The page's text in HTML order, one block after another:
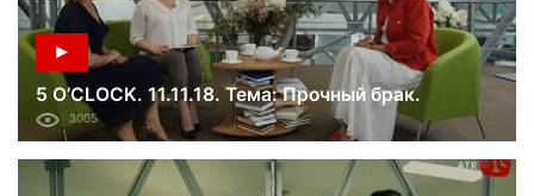
5 O’CLOCK. 11.11.18. Тема: Прочный брак.
3005